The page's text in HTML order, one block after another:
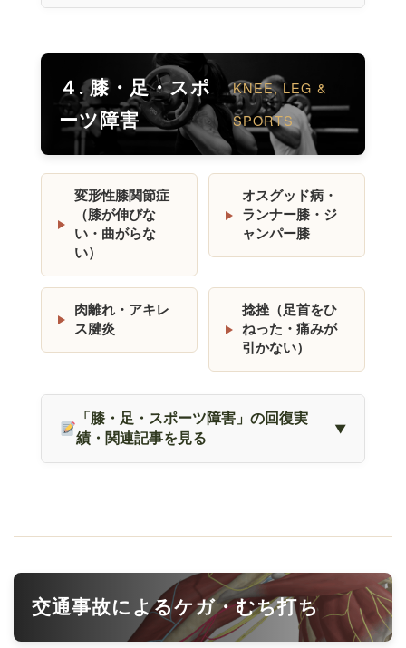
４. 膝・足・スポ
ーツ障害
KNEE, LEG &
SPORTS
変形性膝関節症
（膝が伸びな
い・曲がらな
い）
オスグッド病・
ランナー膝・ジ
ャンパー膝
肉離れ・アキレ
ス腱炎
捻挫（足首をひ
ねった・痛みが
引かない）
「膝・足・スポーツ障害」の回復実
績・関連記事を見る
交通事故によるケガ・むち打ち